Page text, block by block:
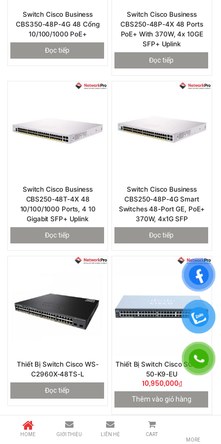
Switch Cisco Business
CBS350-48P-4G 48 Cổng
10/100/1000 PoE+
Đọc tiếp
Switch Cisco Business
CBS250-48P-4X 48 Ports
PoE+ With 370W, 4x 10GE
SFP+ Uplink
Đọc tiếp
Switch Cisco Business
CBS250-48T-4X 48
10/100/1000 Ports, 4 10
Gigabit SFP+ Uplink
Đọc tiếp
Switch Cisco Business
CBS250-48P-4G Smart
Switches 48-Port GE, PoE+
370W, 4x1G SFP
Đọc tiếp
Thiết Bị Switch Cisco WS-
C2960X-48TS-L
Đọc tiếp
Thiết Bị Switch Cisco SG220-
50-K9-EU
10,950,000₫
Thêm vào giỏ hàng
HOME GIỚI THIỆU LIÊN HỆ
CART
MORE